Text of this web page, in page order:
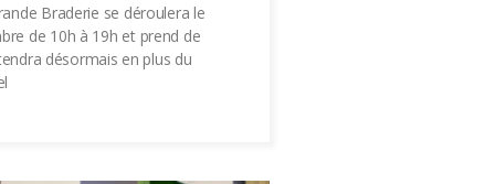
Braderie se déroulera le
de 10h à 19h et prend de
désormais en plus du